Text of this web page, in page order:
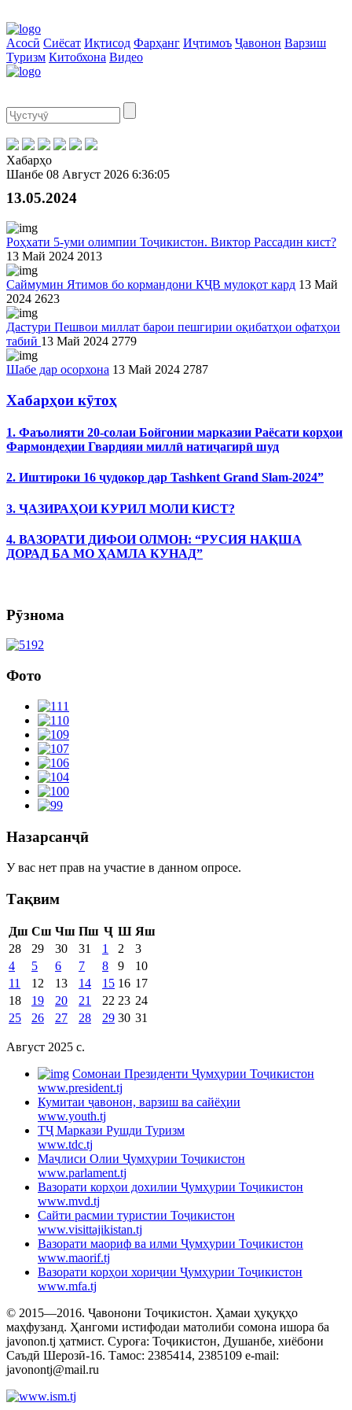
Асосӣ Сиёсат Иқтисод Фарҳанг Иҷтимоъ Ҷавонон Варзиш
Туризм Китобхона Видео
Хабарҳо
Шанбе 08 Август 2026 6:36:05
13.05.2024
Роҳхати 5-уми олимпии Тоҷикистон. Виктор Рассадин кист?
13 Май 2024 2013
Саймумин Ятимов бо кормандони КҶВ мулоқот кард 13 Май
2024 2623
Дастури Пешвои миллат барои пешгирии оқибатҳои офатҳои
табиӣ 13 Май 2024 2779
Шабе дар осорхона 13 Май 2024 2787
Хабарҳои кӯтоҳ
1. Фаъолияти 20-солаи Бойгонии марказии Раёсати корҳои
Фармондеҳии Гвардияи миллӣ натиҷагирӣ шуд
2. Иштироки 16 ҷудокор дар Tashkent Grand Slam-2024”
3. ҶАЗИРАҲОИ КУРИЛ МОЛИ КИСТ?
4. ВАЗОРАТИ ДИФОИ ОЛМОН: “РУСИЯ НАҚША
ДОРАД БА МО ҲАМЛА КУНАД”
Рӯзнома
Фото
Назарсанҷӣ
У вас нет прав на участие в данном опросе.
Тақвим
Дш Сш Чш Пш Ҷ Ш Яш
28
29 30 31 1 2
3
4
5 6 7 8 9
10
11
12 13 14 15 16 17
18
19 20 21 22 23 24
25
26 27 28 29 30 31
Август 2025 c.
Cомонаи Президенти Ҷумҳурии Тоҷикистон
www.president.tj
Кумитаи ҷавонон, варзиш ва сайёҳии
www.youth.tj
ТҶ Маркази Рушди Туризм
www.tdc.tj
Маҷлиси Олии Ҷумҳурии Тоҷикистон
www.parlament.tj
Вазорати корҳои дохилии Ҷумҳурии Тоҷикистон
www.mvd.tj
Сайти расмии туристии Тоҷикистон
www.visittajikistan.tj
Вазорати маориф ва илми Ҷумҳурии Тоҷикистон
www.maorif.tj
Вазорати корҳои хориҷии Ҷумҳурии Тоҷикистон
www.mfa.tj
© 2015—2016. Ҷавонони Тоҷикистон. Ҳамаи ҳуқуқҳо
маҳфузанд. Ҳангоми истифодаи матолиби сомона ишора ба
javonon.tj ҳатмист. Суроға: Тоҷикистон, Душанбе, хиёбони
Саъдӣ Шерозӣ-16. Тамос: 2385414, 2385109 e-mail:
javonontj@mail.ru